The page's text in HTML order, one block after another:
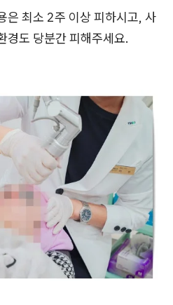
은 최소 2주 이상 피하시고, 사
경도 당분간 피해주세요.